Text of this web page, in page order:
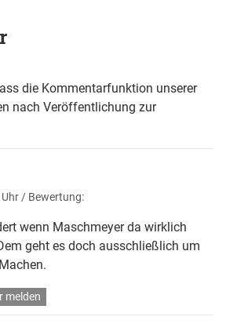
die Kommentarfunktion unserer
nach Veröffentlichung zur
/ Bewertung:
wenn Maschmeyer da wirklich
geht es doch ausschließlich um
melden